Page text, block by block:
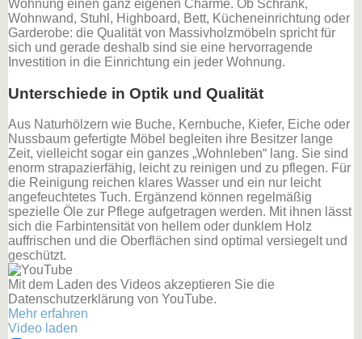
Wohnung einen ganz eigenen Charme. Ob Schrank,
Wohnwand, Stuhl, Highboard, Bett, Kücheneinrichtung oder
Garderobe: die Qualität von Massivholzmöbeln spricht für
sich und gerade deshalb sind sie eine hervorragende
Investition in die Einrichtung ein jeder Wohnung.
Unterschiede in Optik und Qualität
Aus Naturhölzern wie Buche, Kernbuche, Kiefer, Eiche oder
Nussbaum gefertigte Möbel begleiten ihre Besitzer lange
Zeit, vielleicht sogar ein ganzes „Wohnleben“ lang. Sie sind
enorm strapazierfähig, leicht zu reinigen und zu pflegen. Für
die Reinigung reichen klares Wasser und ein nur leicht
angefeuchtetes Tuch. Ergänzend können regelmäßig
spezielle Öle zur Pflege aufgetragen werden. Mit ihnen lässt
sich die Farbintensität von hellem oder dunklem Holz
auffrischen und die Oberflächen sind optimal versiegelt und
geschützt.
Mit dem Laden des Videos akzeptieren Sie die
Datenschutzerklärung von YouTube.
Mehr erfahren
Video laden